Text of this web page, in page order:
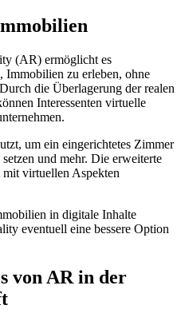
(AR) ermöglicht es
zu erleben, ohne
die Überlagerung der realen
Interessenten virtuelle
um ein eingerichtetes Zimmer
und mehr. Die erweiterte
virtuellen Aspekten
in digitale Inhalte
eventuell eine bessere Option
von AR in der